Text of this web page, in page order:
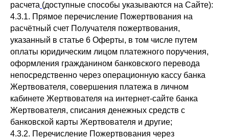
расчета (доступные способы указываются на Сайте):
4.3.1. Прямое перечисление Пожертвования на
расчётный счет Получателя пожертвования,
указанный в статье 6 Оферты, в том числе путем
оплаты юридическим лицом платежного поручения,
оформления гражданином банковского перевода
непосредственно через операционную кассу банка
Жертвователя, совершения платежа в личном
кабинете Жертвователя на интернет-сайте банка
Жертвователя, списания денежных средств с
банковской карты Жертвователя и другие;
4.3.2. Перечисление Пожертвования через